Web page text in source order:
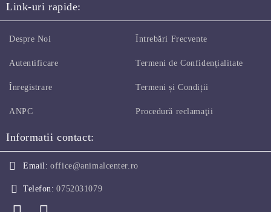
Link-uri rapide:
Despre Noi
Autentificare
Înregistrare
ANPC
Întrebări Frecvente
Termeni de Confidențialitate
Termeni și Condiții
Procedură reclamaţii
Informatii contact:
Email: office@animalcenter.ro
Telefon: 0752031079